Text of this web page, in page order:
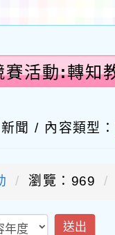
賽活動:轉知
聞 / 內容類型：
瀏覽：969
送出